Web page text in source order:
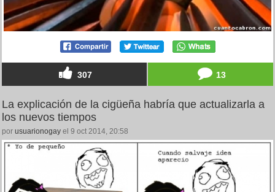
307 13
La explicación de la cigüeña habría que actualizarla a
los nuevos tiempos
por usuarionogay el 9 oct 2014, 20:58